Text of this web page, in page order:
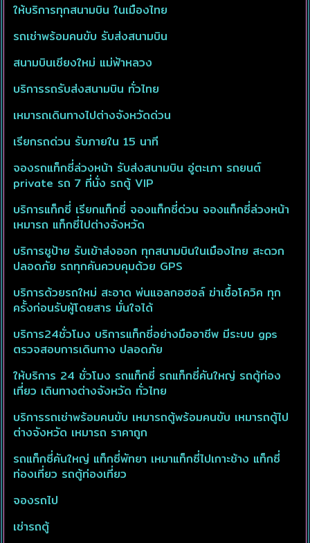
ให้บริการทุกสนามบิน ในเมืองไทย
รถเช่าพร้อมคนขับ รับส่งสนามบิน
สนามบินเชียงใหม่ แม่ฟ้าหลวง
บริการรถรับส่งสนามบิน ทั่วไทย
เหมารถเดินทางไปต่างจังหวัดด่วน
เรียกรถด่วน รับภายใน 15 นาที
จองรถแท็กซี่ล่วงหน้า รับส่งสนามบิน อู่ตะเภา รถยนต์
private รถ 7 ที่นั่ง รถตู้ VIP
บริการแท็กซี่ เรียกแท็กซี่ จองแท็กซี่ด่วน จองแท็กซี่ล่วงหน้า
เหมารถ แท็กซี่ไปต่างจังหวัด
บริการชูป้าย รับเข้าส่งออก ทุกสนามบินในเมืองไทย สะดวก
ปลอดภัย รถทุกคันควบคุมด้วย GPS
บริการด้วยรถใหม่ สะอาด พ่นแอลกอฮอล์ ฆ่าเชื้อโควิค ทุก
ครั้งก่อนรับผู้โดยสาร มั่นใจได้
บริการ24ชั่วโมง บริการแท็กซี่อย่างมืออาชีพ มีระบบ gps
ตรวจสอบการเดินทาง ปลอดภัย
ให้บริการ 24 ชั่วโมง รถแท็กซี่ รถแท็กซี่คันใหญ่ รถตู้ท่อง
เที่ยว เดินทางต่างจังหวัด ทั่วไทย
บริการรถเช่าพร้อมคนขับ เหมารถตู้พร้อมคนขับ เหมารถตู้ไป
ต่างจังหวัด เหมารถ ราคาถูก
รถแท็กซี่คันใหญ่ แท็กซี่พัทยา เหมาแท็กซี่ไปเกาะช้าง แท็กซี่
ท่องเที่ยว รถตู้ท่องเที่ยว
จองรถไป
เช่ารถตู้